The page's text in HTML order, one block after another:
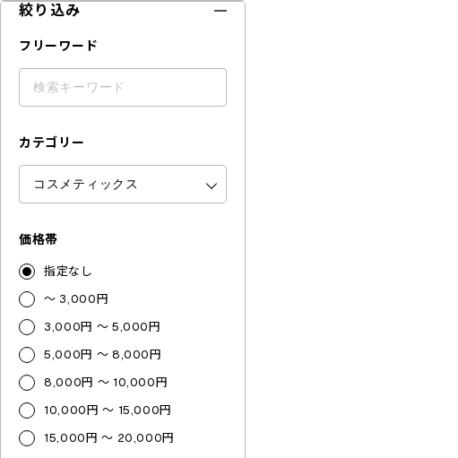
絞り込み
フリーワード
カテゴリー
価格帯
指定なし
～ 3,000円
3,000円 ～ 5,000円
5,000円 ～ 8,000円
8,000円 ～ 10,000円
10,000円 ～ 15,000円
15,000円 ～ 20,000円